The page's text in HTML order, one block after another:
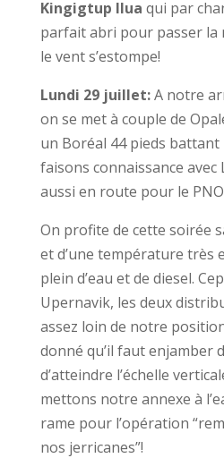
Kingigtup Ilua qui par
parfait abri pour passer la
le vent s’estompe!
Lundi 29 juillet:A notre
on se met à couple de
un Boréal 44 pieds
faisons connaissance avec
aussi en route pour le
On profite de cette soirée
et d’une température très
plein d’eau et de diesel.
Upernavik, les deux
assez loin de notre
donné qu’il faut enjamber
d’atteindre l’échelle
mettons notre annexe à
rame pour l’opération
nos jerricanes”!